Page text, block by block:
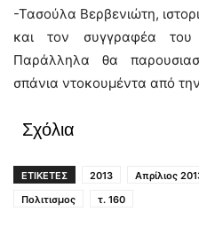
-Τασούλα Βερβενιώτη,
και τον συγγραφέα του
Παράλληλα θα
σπάνια ντοκουμέντα από
Σχόλια
ΕΤΙΚΕΤΕΣ 2013 Απρίλιος
Πολιτισμος
τ. 160